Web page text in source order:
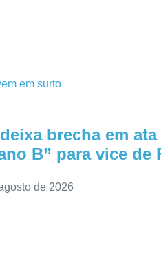
em surto
brecha em
B” para vice de
de 2026